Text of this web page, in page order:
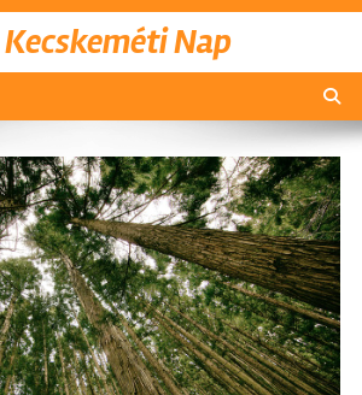
Kecskeméti Nap